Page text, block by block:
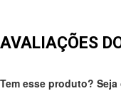
AVALIAÇÕES
Tem esse produto?